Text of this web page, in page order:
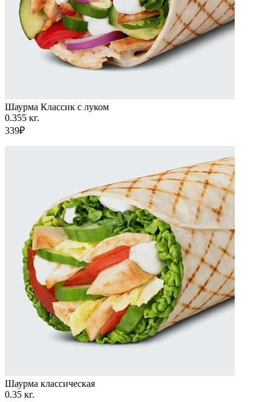
Шаурма Классик с луком
0.355 кг.
339₽
Шаурма классическая
0.35 кг.